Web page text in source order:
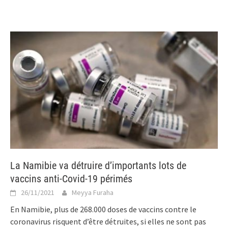
La Namibie va détruire d’importants lots de
vaccins anti-Covid-19 périmés
26/11/2021 Meyya Furaha
En Namibie, plus de 268.000 doses de vaccins contre le
coronavirus risquent d’être détruites, si elles ne sont pas